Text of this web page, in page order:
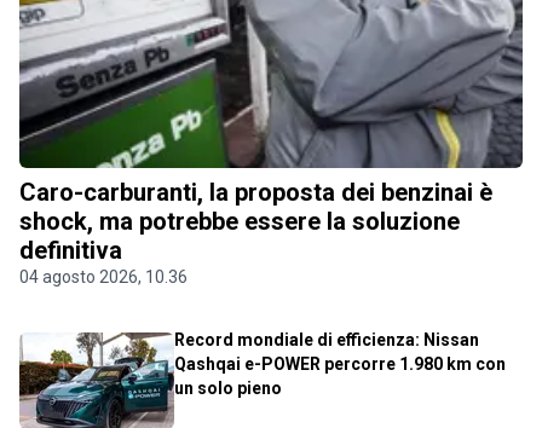
Caro-carburanti, la proposta dei benzinai è
shock, ma potrebbe essere la soluzione
definitiva
04 agosto 2026, 10.36
Record mondiale di efficienza: Nissan
Qashqai e-POWER percorre 1.980 km con
un solo pieno